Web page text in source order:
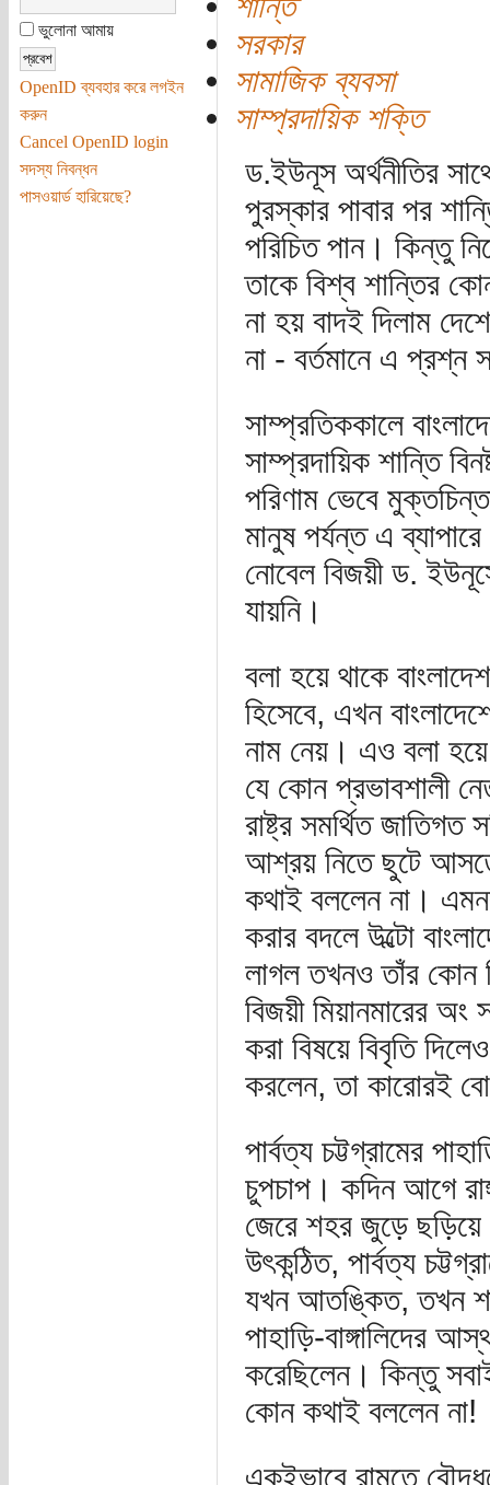
ভুলোনা আমায়
OpenID ব্যবহার করে লগইন
করুন
Cancel OpenID login
সদস্য নিবন্ধন
পাসওয়ার্ড হারিয়েছে?
সরকার
সামাজিক ব্যবসা
সাম্প্রদায়িক শক্তি
ড.ইউনূস অর্থনীতির
পুরস্কার পাবার পর
পরিচিত পান। কিন্তু
তাকে বিশ্ব শান্তির
না হয় বাদই দিলাম
না - বর্তমানে এ প্রশ্ন
সাম্প্রতিককালে
সাম্প্রদায়িক শান্তি
পরিণাম ভেবে
মানুষ পর্যন্ত এ
নোবেল বিজয়ী ড.
যায়নি।
বলা হয়ে থাকে
হিসেবে, এখন
নাম নেয়। এও বলা হয়ে
যে কোন প্রভাবশালী
রাষ্ট্র সমর্থিত জাতিগত
আশ্রয় নিতে ছুটে
কথাই বললেন না।
করার বদলে উল্টো
লাগল তখনও তাঁর কোন
বিজয়ী মিয়ানমারের
করা বিষয়ে বিবৃতি
করলেন, তা কারোরই
পার্বত্য চট্টগ্রামের
চুপচাপ। কদিন আগে
জেরে শহর জুড়ে ছড়িয়ে
উৎকন্ঠিত, পার্বত্য
যখন আতঙ্কিত, তখন
পাহাড়ি-বাঙ্গালিদের
করেছিলেন। কিন্তু
কোন কথাই বললেন না!
একইভাবে রামুতে